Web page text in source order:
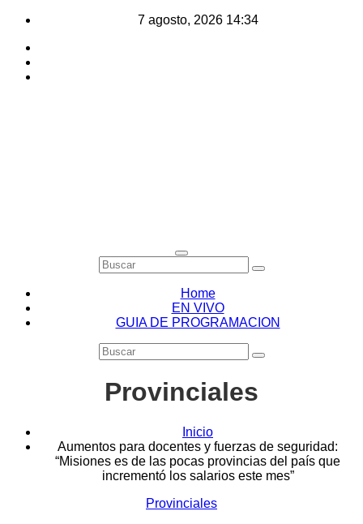
Saltar
7 agosto, 2026 14:34
Home
EN VIVO
GUIA DE PROGRAMACION
Provinciales
Inicio
Aumentos para docentes y fuerzas de seguridad:
“Misiones es de las pocas provincias del país que
incrementó los salarios este mes”
Provinciales